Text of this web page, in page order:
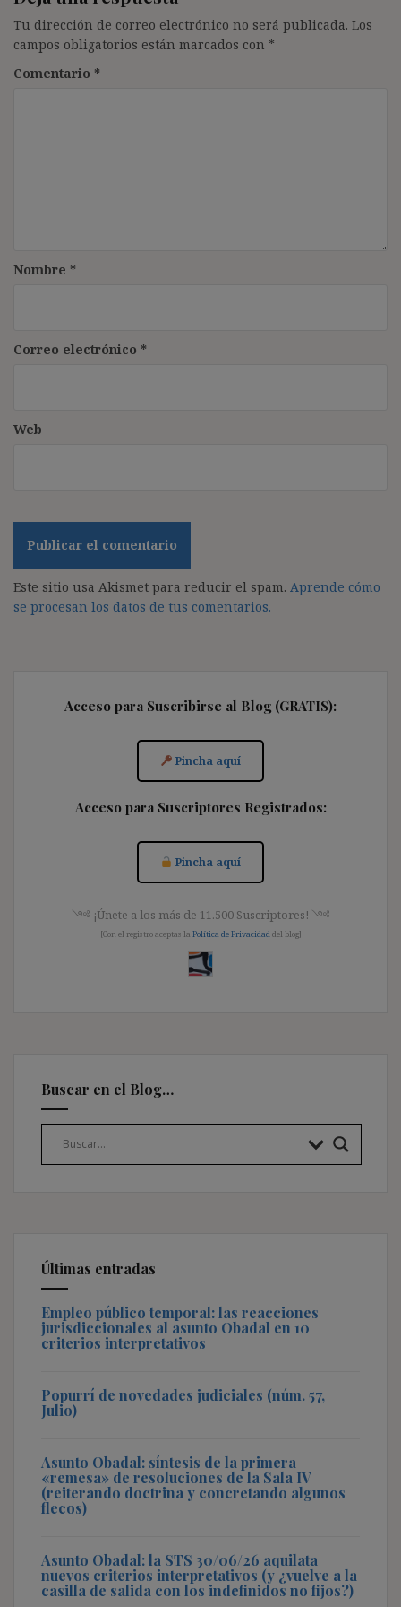
Tu dirección de correo electrónico no será publicada. Los
campos obligatorios están marcados con *
Comentario *
Nombre *
Correo electrónico *
Web
Este sitio usa Akismet para reducir el spam. Aprende cómo
se procesan los datos de tus comentarios.
Acceso para Suscribirse al Blog (GRATIS):
Pincha aquí
Acceso para Suscriptores Registrados:
Pincha aquí
༺ ¡Únete a los más de 11.500 Suscriptores! ༺
[Con el registro aceptas la Política de Privacidad del blog]
Buscar en el Blog…
Últimas entradas
Empleo público temporal: las reacciones
jurisdiccionales al asunto Obadal en 10
criterios interpretativos
Popurrí de novedades judiciales (núm. 57,
Julio)
Asunto Obadal: síntesis de la primera
«remesa» de resoluciones de la Sala IV
(reiterando doctrina y concretando algunos
flecos)
Asunto Obadal: la STS 30/06/26 aquilata
nuevos criterios interpretativos (y ¿vuelve a la
casilla de salida con los indefinidos no fijos?)